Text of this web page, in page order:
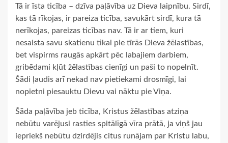
Tā ir īsta ticība – dzīva paļāvība uz Dieva laipnību. Sirdī,
kas tā rīkojas, ir pareiza ticība, savukārt sirdī, kura tā
nerīkojas, pareizas ticības nav. Tā ir ar tiem, kuri
nesaista savu skatienu tikai pie tīrās Dieva žēlastības,
bet vispirms raugās apkārt pēc labajiem darbiem,
gribēdami kļūt žēlastības cienīgi un paši to nopelnīt.
Šādi ļaudis arī nekad nav pietiekami drosmīgi, lai
nopietni piesauktu Dievu vai nāktu pie Viņa.
Šāda paļāvība jeb ticība, Kristus žēlastības atziņa
nebūtu varējusi rasties spitālīgā vīra prātā, ja viņš jau
iepriekš nebūtu dzirdējis citus runājam par Kristu labu,